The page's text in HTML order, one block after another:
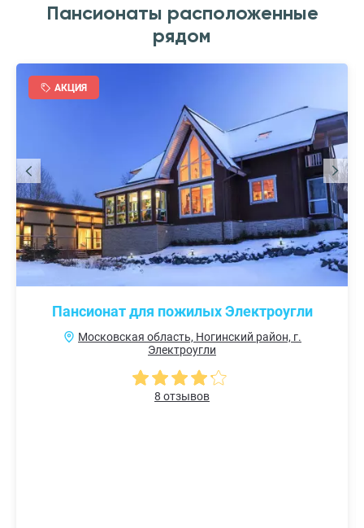
Пансионаты расположенные
рядом
АКЦИЯ
Пансионат для пожилых Электроугли
Московская область, Ногинский район, г.
Электроугли
8 отзывов